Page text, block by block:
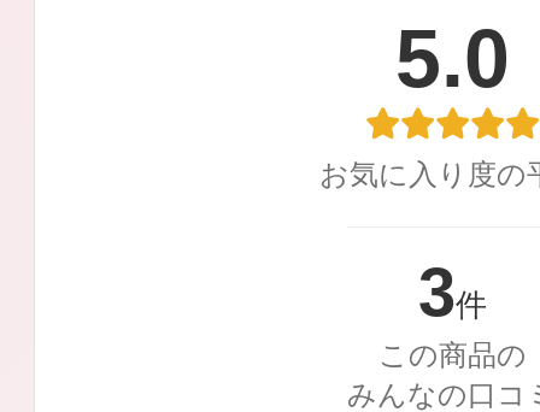
スキンケア人気ライン
ドレススノー
ドレスリフト
5.0
お気に入り度の
3件
この商品の
みんなの口コ